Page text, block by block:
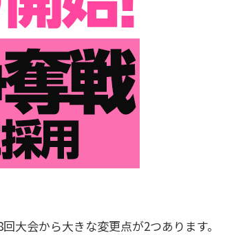
大会から大きな変更点が2つあります。